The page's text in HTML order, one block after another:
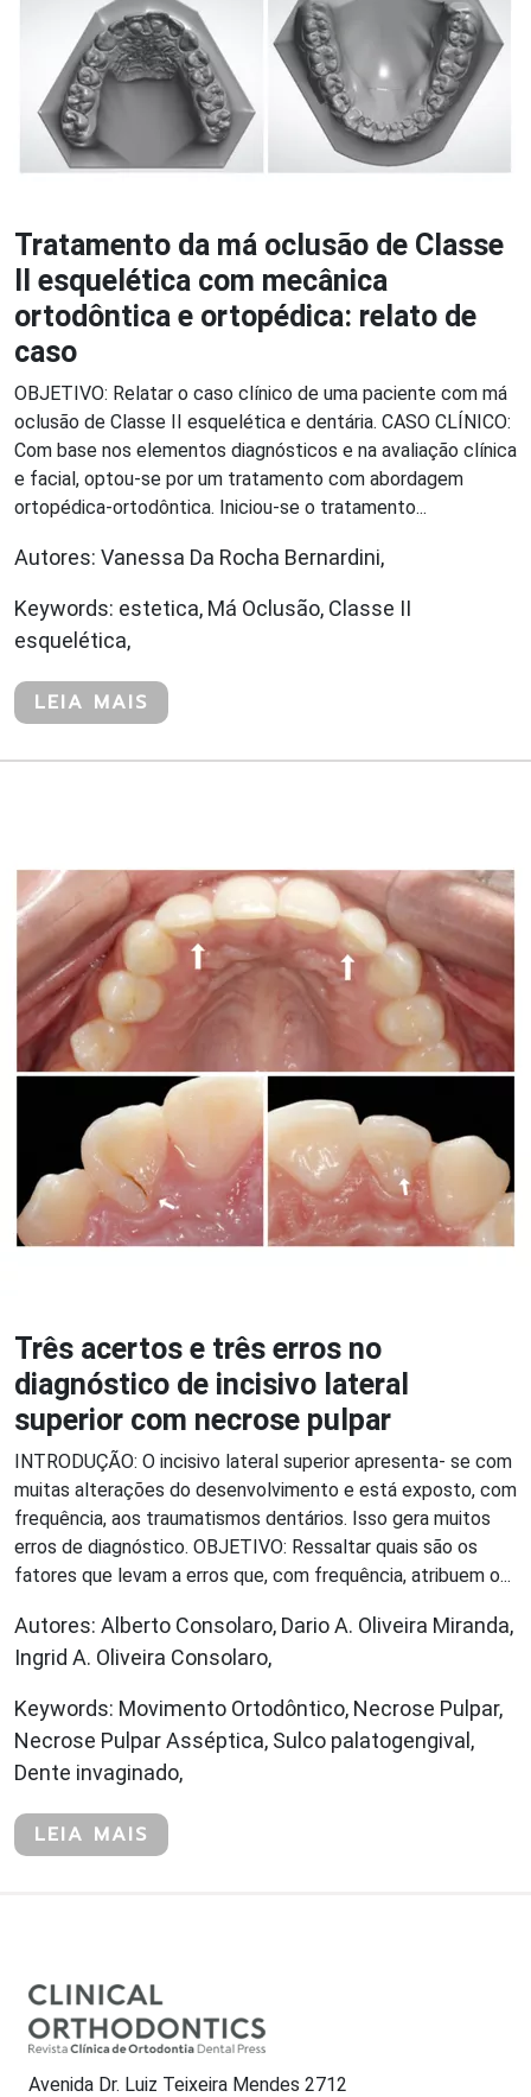
Tratamento da má oclusão de Classe
II esquelética com mecânica
ortodôntica e ortopédica: relato de
caso
OBJETIVO: Relatar o caso clínico de uma paciente com má
oclusão de Classe II esquelética e dentária. CASO CLÍNICO:
Com base nos elementos diagnósticos e na avaliação clínica
e facial, optou-se por um tratamento com abordagem
ortopédica-ortodôntica. Iniciou-se o tratamento...
Autores: Vanessa Da Rocha Bernardini,
Keywords: estetica, Má Oclusão, Classe II
esquelética,
LEIA MAIS
Três acertos e três erros no
diagnóstico de incisivo lateral
superior com necrose pulpar
INTRODUÇÃO: O incisivo lateral superior apresenta- se com
muitas alterações do desenvolvimento e está exposto, com
frequência, aos traumatismos dentários. Isso gera muitos
erros de diagnóstico. OBJETIVO: Ressaltar quais são os
fatores que levam a erros que, com frequência, atribuem o...
Autores: Alberto Consolaro, Dario A. Oliveira Miranda,
Ingrid A. Oliveira Consolaro,
Keywords: Movimento Ortodôntico, Necrose Pulpar,
Necrose Pulpar Asséptica, Sulco palatogengival,
Dente invaginado,
LEIA MAIS
Avenida Dr. Luiz Teixeira Mendes 2712